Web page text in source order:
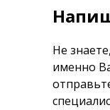
Не
именно